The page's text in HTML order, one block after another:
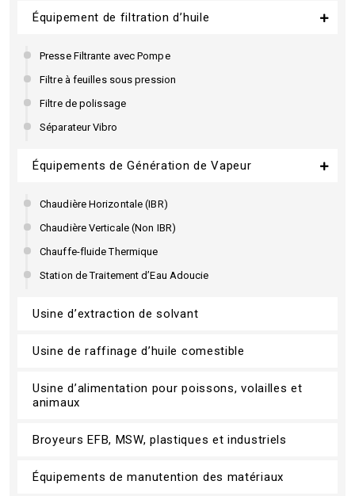
Équipement de filtration d’huile
Presse Filtrante avec Pompe
Filtre à feuilles sous pression
Filtre de polissage
Séparateur Vibro
Équipements de Génération de Vapeur
Chaudière Horizontale (IBR)
Chaudière Verticale (Non IBR)
Chauffe-fluide Thermique
Station de Traitement d’Eau Adoucie
Usine d’extraction de solvant
Usine de raffinage d’huile comestible
Usine d’alimentation pour poissons, volailles et
animaux
Broyeurs EFB, MSW, plastiques et industriels
Équipements de manutention des matériaux